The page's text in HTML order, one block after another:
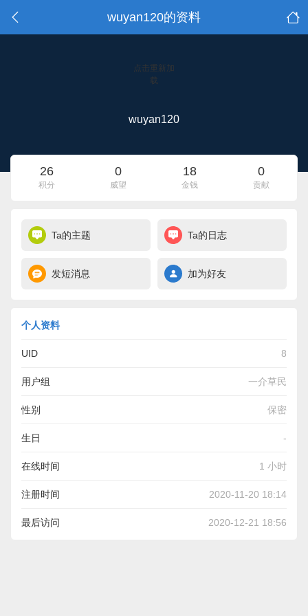
wuyan120的资料
点击重新加
载
wuyan120
26
积分
0
威望
18
金钱
0
贡献
Ta的主题 Ta的日志
发短消息 加为好友
个人资料
UID 8
用户组 一介草民
性别 保密
生日 -
在线时间 1 小时
注册时间 2020-11-20 18:14
最后访问 2020-12-21 18:56